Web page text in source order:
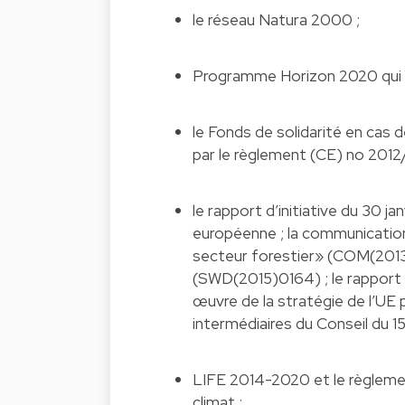
le réseau Natura 2000 ;
Programme Horizon 2020
le Fonds de solidarité en cas
par le règlement (CE) no
le rapport d’initiative du 30
européenne ; la
secteur forestier»
(SWD(2015)0164) ; le
œuvre de la stratégie de l’UE
intermédiaires du Conseil du
LIFE 2014-2020 et le